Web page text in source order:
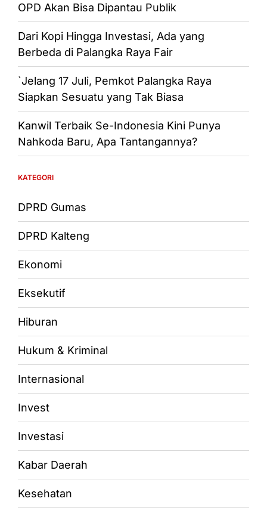
OPD Akan Bisa Dipantau Publik
Dari Kopi Hingga Investasi, Ada yang
Berbeda di Palangka Raya Fair
`Jelang 17 Juli, Pemkot Palangka Raya
Siapkan Sesuatu yang Tak Biasa
Kanwil Terbaik Se-Indonesia Kini Punya
Nahkoda Baru, Apa Tantangannya?
KATEGORI
DPRD Gumas
DPRD Kalteng
Ekonomi
Eksekutif
Hiburan
Hukum & Kriminal
Internasional
Invest
Investasi
Kabar Daerah
Kesehatan